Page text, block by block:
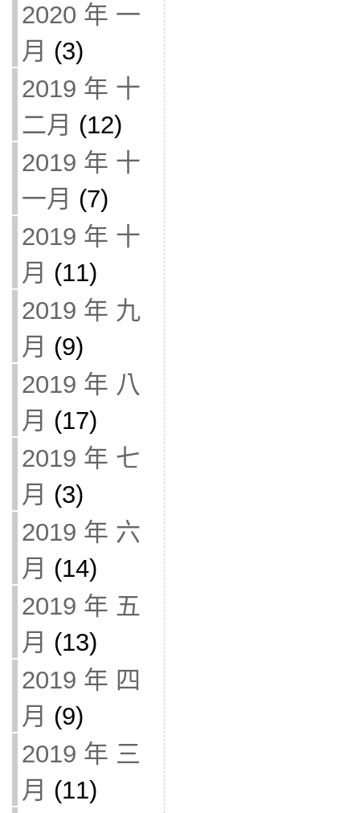
2020 年 一
月 (3)
2019 年 十
二月 (12)
2019 年 十
一月 (7)
2019 年 十
月 (11)
2019 年 九
月 (9)
2019 年 八
月 (17)
2019 年 七
月 (3)
2019 年 六
月 (14)
2019 年 五
月 (13)
2019 年 四
月 (9)
2019 年 三
月 (11)